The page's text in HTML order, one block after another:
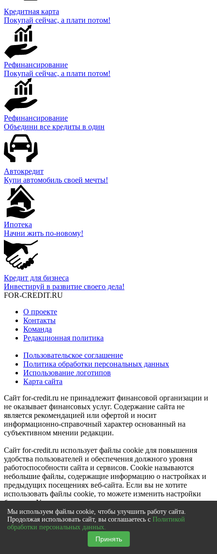
Кредитная карта
Покупай сейчас, а плати потом!
Рефинансирование
Покупай сейчас, а плати потом!
Рефинансирование
Объедини все кредиты в один
Автокредит
Купи автомобиль своей мечты!
Ипотека
Начни жить по-новому!
Кредит для бизнеса
Инвестируй в развитие своего дела!
FOR-CREDIT.RU
О проекте
Контакты
Команда
Редакционная политика
Пользовательское соглашение
Политика обработки персональных данных
Использование логотипов
Карта сайта
Сайт for-credit.ru не принадлежит финансовой организации и
не оказывает финансовых услуг. Содержание сайта не
является рекомендацией или офертой и носит
информационно-справочный характер основанный на
субъективном мнении редакции.
Сайт for-credit.ru использует файлы cookie для повышения
удобства пользователей и обеспечения должного уровня
работоспособности сайта и сервисов. Cookie называются
небольшие файлы, содержащие информацию о настройках и
предыдущих посещениях веб-сайта. Если вы не хотите
использовать файлы cookie, то можете изменить настройки
браузера. Условия использованиясмотрите здесь.
Сайт for-credit.ru является составным произведением и
представляет собой в том числе каталог товарных знаков
(знаков обслуживания), опубликованных в открытых
реестрах. Исключительное право на товарные знаки (знаки
Мы используем файлы cookie, чтобы улучшить работу сайта.
Продолжая использовать сайт, вы соглашаетесь с Политикой
обработки персональных данных.
Принять